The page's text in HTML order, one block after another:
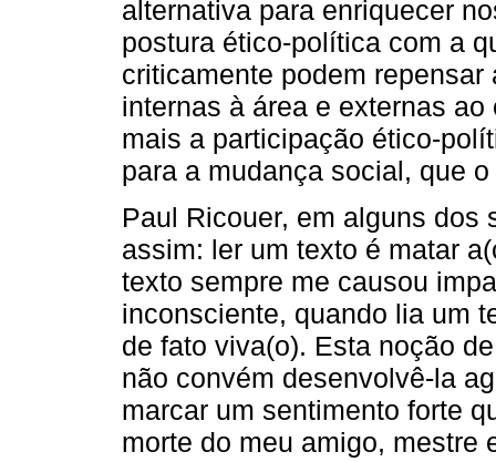
alternativa para enriquecer
postura ético-política com a
criticamente podem
internas à área e externas
mais a participação ético-
para a mudança social, que
Paul Ricouer, em alguns
assim: ler um texto é matar
texto sempre me causou
inconsciente, quando lia um
de fato viva(o). Esta noção
não convém desenvolvê-la
marcar um sentimento forte
morte do meu amigo, mestre